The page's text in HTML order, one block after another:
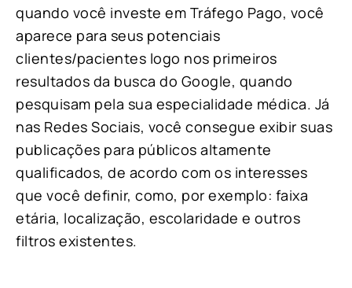
quando você investe em Tráfego Pago, você
aparece para seus potenciais
clientes/pacientes logo nos primeiros
resultados da busca do Google, quando
pesquisam pela sua especialidade médica. Já
nas Redes Sociais, você consegue exibir suas
publicações para públicos altamente
qualificados, de acordo com os interesses
que você definir, como, por exemplo: faixa
etária, localização, escolaridade e outros
filtros existentes.